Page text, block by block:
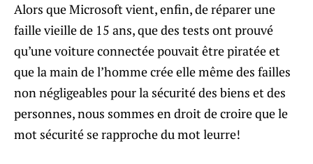
Alors que Microsoft vient, enfin, de réparer une
faille vieille de 15 ans, que des tests ont prouvé
qu’une voiture connectée pouvait être piratée et
que la main de l’homme crée elle même des failles
non négligeables pour la sécurité des biens et des
personnes, nous sommes en droit de croire que le
mot sécurité se rapproche du mot leurre!